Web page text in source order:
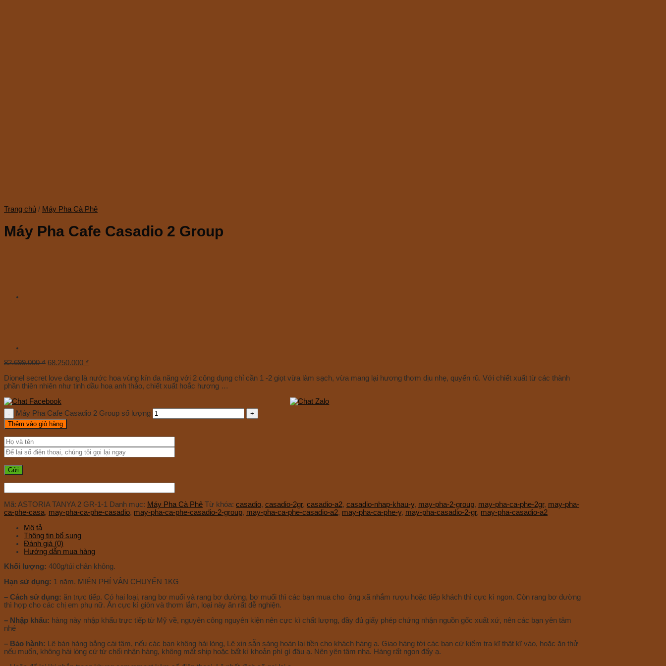
Trang chủ / Máy Pha Cà Phê
Máy Pha Cafe Casadio 2 Group
82.699.000₫ 68.250.000 ₫
Dionel secret love đang là nước hoa vùng kín đa năng với 2 công dụng chỉ cần 1 -2 giọt vừa làm sạch, vừa mang lại hương thơm dịu nhẹ, quyến rũ. Với chiết xuất từ các thành
phần thiên nhiên như tinh dầu hoa anh thảo, chiết xuất hoắc hương …
Máy Pha Cafe Casadio 2 Group số lượng
Thêm vào giỏ hàng
Mã: ASTORIA TANYA 2 GR-1-1 Danh mục: Máy Pha Cà Phê Từ khóa: casadio, casadio-2gr, casadio-a2, casadio-nhap-khau-y, may-pha-2-group, may-pha-ca-phe-2gr, may-pha-
ca-phe-casa, may-pha-ca-phe-casadio, may-pha-ca-phe-casadio-2-group, may-pha-ca-phe-casadio-a2, may-pha-ca-phe-y, may-pha-casadio-2-gr, may-pha-casadio-a2
Mô tả
Thông tin bổ sung
Đánh giá (0)
Hướng dẫn mua hàng
Khối lượng: 400g/túi chân không.
Hạn sử dụng: 1 năm. MIỄN PHÍ VẬN CHUYỂN 1KG
– Cách sử dụng: ăn trực tiếp. Có hai loại, rang bơ muối và rang bơ đường, bơ muối thì các bạn mua cho ông xã nhắm rượu hoặc tiếp khách thì cực kì ngon. Còn rang bơ đường
thì hợp cho các chị em phụ nữ. Ăn cực kì giòn và thơm lắm, loại này ăn rất dễ nghiện.
– Nhập khẩu: hàng này nhập khẩu trực tiếp từ Mỹ về, nguyên công nguyên kiện nên cực kì chất lượng, đầy đủ giấy phép chứng nhận nguồn gốc xuất xứ, nên các bạn yên tâm
nhé
– Bảo hành: Lê bán hàng bằng cái tâm, nếu các bạn không hài lòng, Lê xin sẵn sàng hoàn lại tiền cho khách hàng ạ. Giao hàng tới các bạn cứ kiểm tra kĩ thật kĩ vào, hoặc ăn thử
nếu muốn, không hài lòng cứ từ chối nhận hàng, không mất ship hoặc bất kì khoản phí gì đâu ạ. Nên yên tâm nha. Hàng rất ngon đấy ạ.